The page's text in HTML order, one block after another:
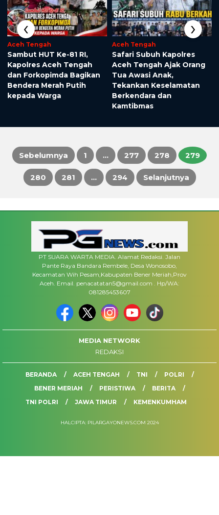
Aceh Tengah
Sambut HUT Ke-81 RI,
Kapolres Aceh Tengah
dan Forkopimda Bagikan
Bendera Merah Putih
kepada Warga
Aceh Tengah
Safari Subuh Kapolres
Aceh Tengah Ajak Orang
Tua Awasi Anak,
Tekankan Keselamatan
Berkendara dan
Kamtibmas
‹ ›
Paginasi
Sebelumnya 1 … 277 278 279
280 281 … 294 Selanjutnya
PT SUARA WARTA MEDIA. Alamat Redaksi. Jalan
Pante Raya Bandara Rembele, Desa Wonosobo,
Kecamatan Wih Pesam,Kabupaten Bener Meriah,Prov
Aceh. Email. penacatatan5@gmail.com . Hp/WA:
081285453607
MEDIA NETWORK
REDAKSI
BERANDA ACEH TENGAH TNI
POLRI
BENER MERIAH
PERISTIWA
BERITA
TNI POLRI
JAWA TIMUR KEMENKUMHAM
HALCIPTA: PILARGAYONEWS.COM 2024